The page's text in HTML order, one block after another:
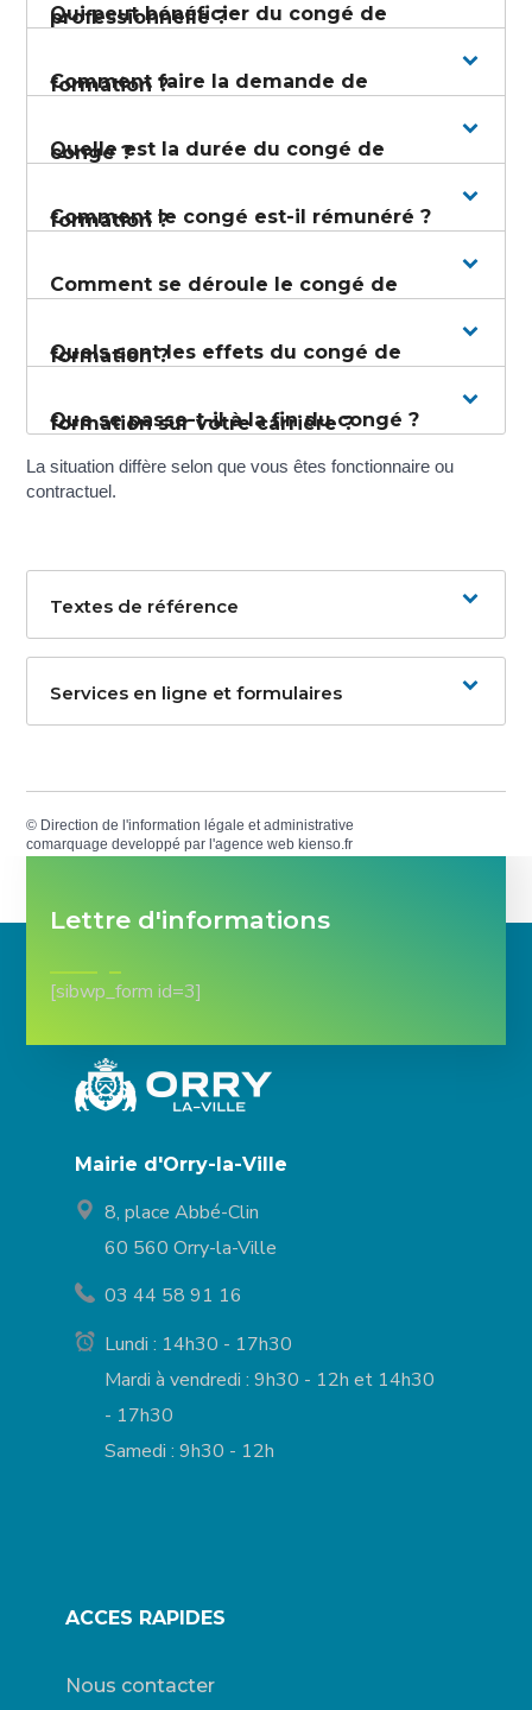
professionnelle ?
Qui peut bénéficier du congé de
formation ?
Comment faire la demande de
congé ?
Quelle est la durée du congé de
formation ?
Comment le congé est-il rémunéré ?
Comment se déroule le congé de
formation ?
Quels sont les effets du congé de
formation sur votre carrière ?
Que se passe-t-il à la fin du congé ?
La situation diffère selon que vous êtes fonctionnaire ou
contractuel.
Textes de référence
Services en ligne et formulaires
© Direction de l'information légale et administrative
comarquage developpé par l'agence web kienso.fr
Lettre d'informations
[sibwp_form id=3]
Mairie d'Orry-la-Ville
8, place Abbé-Clin
60 560 Orry-la-Ville
03 44 58 91 16
Lundi : 14h30 - 17h30
Mardi à vendredi : 9h30 - 12h et 14h30
- 17h30
Samedi : 9h30 - 12h
ACCES RAPIDES
Nous contacter